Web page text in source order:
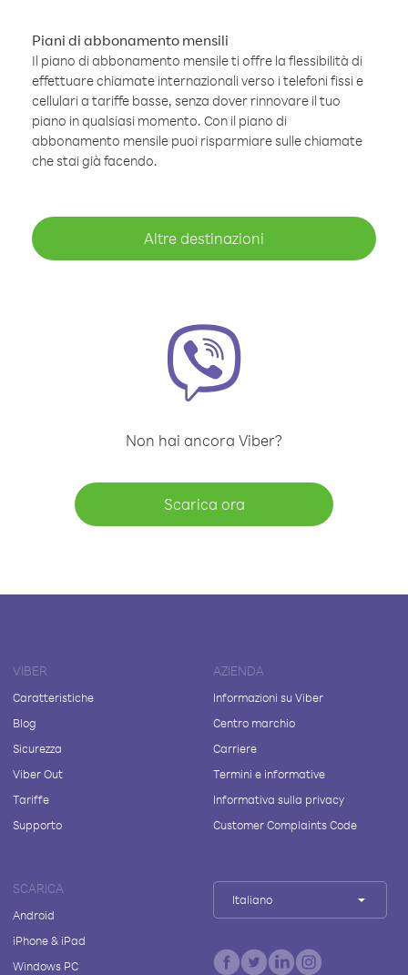
Piani di abbonamento mensili
Il piano di abbonamento mensile ti offre la flessibilità di
effettuare chiamate internazionali verso i telefoni fissi e
cellulari a tariffe basse, senza dover rinnovare il tuo
piano in qualsiasi momento. Con il piano di
abbonamento mensile puoi risparmiare sulle chiamate
che stai già facendo.
Altre destinazioni
Non hai ancora Viber?
Scarica ora
VIBER
Caratteristiche
Blog
Sicurezza
Viber Out
Tariffe
Supporto
AZIENDA
Informazioni su Viber
Centro marchio
Carriere
Termini e informative
Informativa sulla privacy
Customer Complaints Code
SCARICA
Android
iPhone & iPad
Windows PC
Italiano